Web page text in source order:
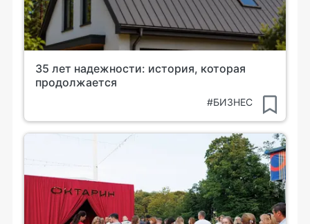
35 лет надежности: история, которая
продолжается
#БИЗНЕС